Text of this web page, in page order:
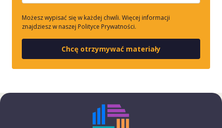
Możesz wypisać się w każdej chwili. Więcej informacji
znajdziesz w naszej Polityce Prywatności.
Chcę otrzymywać materiały